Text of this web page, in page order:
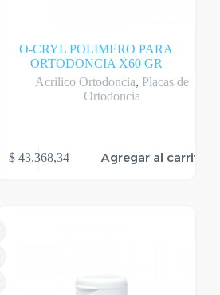
O-CRYL POLIMERO PARA
ORTODONCIA X60 GR
Acrilico Ortodoncia, Placas de
Ortodoncia
$43.368,34 Agregar al carrito